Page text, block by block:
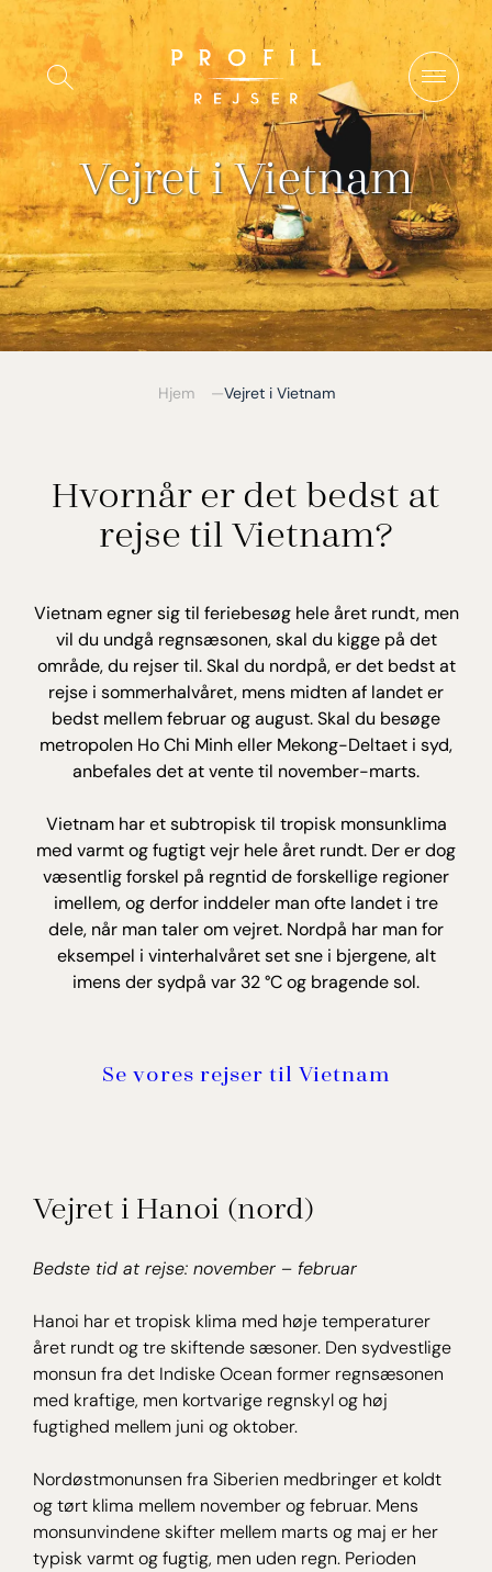
Spring
til
indhold
Vis/Skjul
søgning
Vejret i Vietnam
Hjem Vejret i Vietnam
Hvornår er det bedst at
rejse til Vietnam?
Vietnam egner sig til feriebesøg hele året rundt, men
vil du undgå regnsæsonen, skal du kigge på det
område, du rejser til. Skal du nordpå, er det bedst at
rejse i sommerhalvåret, mens midten af landet er
bedst mellem februar og august. Skal du besøge
metropolen Ho Chi Minh eller Mekong-Deltaet i syd,
anbefales det at vente til november-marts.
Vietnam har et subtropisk til tropisk monsunklima
med varmt og fugtigt vejr hele året rundt. Der er dog
væsentlig forskel på regntid de forskellige regioner
imellem, og derfor inddeler man ofte landet i tre
dele, når man taler om vejret. Nordpå har man for
eksempel i vinterhalvåret set sne i bjergene, alt
imens der sydpå var 32 °C og bragende sol.
Se vores rejser til Vietnam
Vejret i Hanoi (nord)
Bedste tid at rejse: november – februar
Hanoi har et tropisk klima med høje temperaturer
året rundt og tre skiftende sæsoner. Den sydvestlige
monsun fra det Indiske Ocean former regnsæsonen
med kraftige, men kortvarige regnskyl og høj
fugtighed mellem juni og oktober.
Nordøstmonunsen fra Siberien medbringer et koldt
og tørt klima mellem november og februar. Mens
monsunvindene skifter mellem marts og maj er her
typisk varmt og fugtig, men uden regn. Perioden